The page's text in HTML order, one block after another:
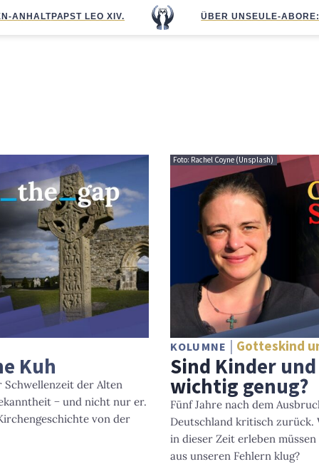
ANHALTPAPST LEO XIV. ÜBER UNS EULE-ABO
Kuh
Schwellenzeit der Alten
− und nicht nur er.
von der
Foto: Rachel Coyne (Unsplash)
KOLUMNE Gotteskind
Sind Kinder
wichtig genug?
Fünf Jahre nach dem
Deutschland kritisch zurück.
in dieser Zeit erleben
aus unseren Fehlern klug?